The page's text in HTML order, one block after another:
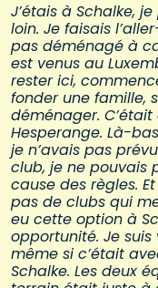
J’étais à Schalke,
loin. Je faisais
pas déménagé à
est venus au
rester ici,
fonder une famille,
déménager.
Hesperange. Là-
je n’avais pas
club, je ne pouvais
cause des règles.
pas de clubs qui
eu cette option à
opportunité. Je
même si c’était
Schalke. Les deux